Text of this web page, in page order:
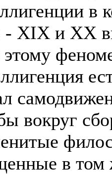
в
- XIX и ХХ
этому
вокруг
в том